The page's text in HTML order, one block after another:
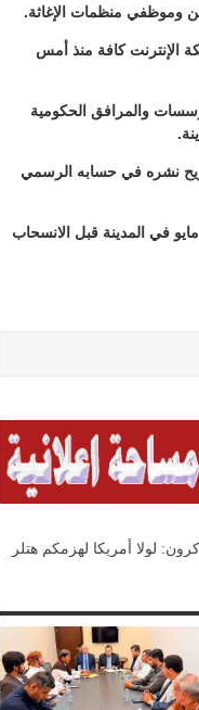
وموظفي منظمات الإغاثة.
الإنترنت كافة منذ أمس
والمرافق الحكومية
نشره في حسابه الرسمي
كما أفادت تقارير لمنظمات إغاثة دولية بتفجير الحوثيين منشآت مستشفى 22 مايو في المدينة قبل الانسحاب
لولا أمريكا لهزمكم هتلر